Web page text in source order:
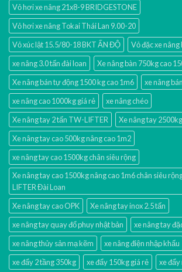
Vỏ hơi xe nâng 21x8-9 BRIDGESTONE
Vỏ hơi xe nâng Tokai Thái Lan 9.00-20
Vỏ xúc lật 15.5/80-18 BKT ẤN ĐỘ
Vỏ đặc xe nâng
xe nâng 3.0 tấn đài loan
Xe nâng bàn 750kg cao
Xe nâng bán tự động 1500 kg cao 1m6
xe nâng
xe nâng cao 1000kg giá rẻ
xe nâng chéo
Xe nâng tay 2 tấn TW-LIFTER
Xe nâng tay
Xe nâng tay cao 500kg nâng cao 1m2
xe nâng tay cao 1500kg chân siêu rộng
Xe nâng tay cao 1500kg nâng cao 1m6 chân siêu
LIFTER Đài Loan
Xe nâng tay cao OPK
Xe nâng tay inox 2.5 tấn
xe nâng tay quay đổ phuy nhật bản
xe nâng tay
xe nâng thủy sản mạ kẽm
xe nâng điện nhập khấu
xe đẩy 2 tầng 350kg
xe đẩy 150kg giá rẻ
xe